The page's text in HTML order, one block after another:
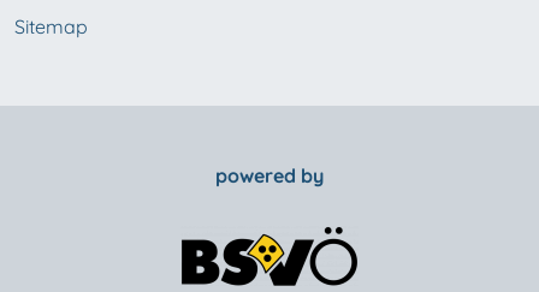
Sitemap
powered by